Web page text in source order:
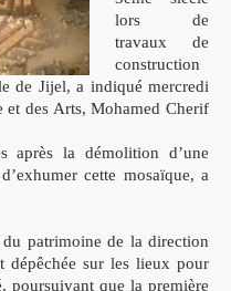
lors de
travaux de
construction
de Jijel, a indiqué mercredi
des Arts, Mohamed Cherif
après la démolition d’une
cette mosaïque, a
patrimoine de la direction
dépêchée sur les lieux pour
poursuivant que la première